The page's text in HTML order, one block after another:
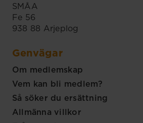
SMÅA
Fe 56
938 88 Arjeplog
Genvägar
Om medlemskap
Vem kan bli medlem?
Så söker du ersättning
Allmänna villkor